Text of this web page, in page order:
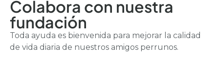
Colabora con nuestra
fundación
Toda ayuda es bienvenida para mejorar la calidad
de vida diaria de nuestros amigos perrunos.